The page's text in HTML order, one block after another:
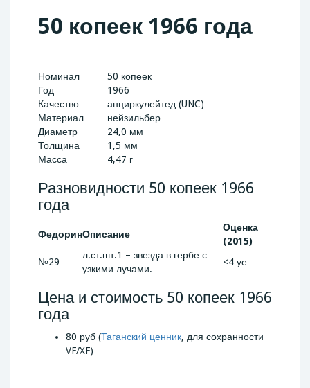
50 копеек 1966 года
Номинал
50 копеек
Год
1966
Качество
анциркулейтед (UNC)
Материал
нейзильбер
Диаметр
24,0 мм
Толщина
1,5 мм
Масса
4,47 г
Разновидности 50 копеек 1966
года
ФедоринОписание
Оценка
(2015)
№29
л.ст.шт.1 – звезда в гербе с
узкими лучами.
<4 уе
Цена и стоимость 50 копеек 1966
года
80 руб (Таганский ценник, для сохранности
VF/XF)